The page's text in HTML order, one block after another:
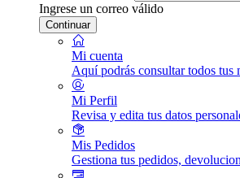
Ingrese un correo válido
Continuar
Mi cuenta
Aquí podrás consultar todos tus
Mi Perfil
Revisa y edita tus datos
Mis Pedidos
Gestiona tus pedidos,